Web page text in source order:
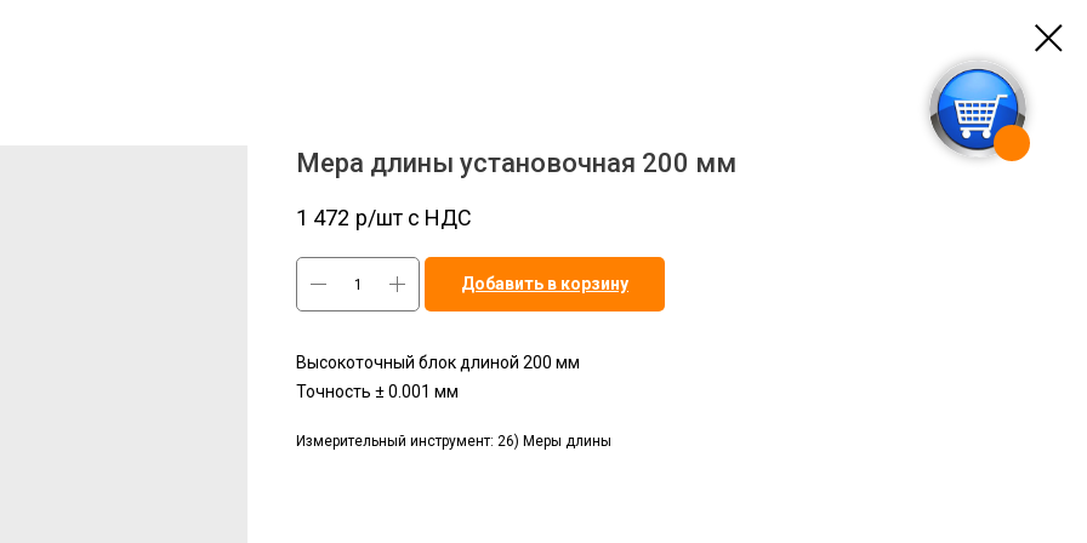
Мера длины установочная 200 мм
1 472 р/шт c НДС
Добавить в корзину
Высокоточный блок длиной 200 мм
Точность ± 0.001 мм
Измерительный инструмент: 26) Меры длины